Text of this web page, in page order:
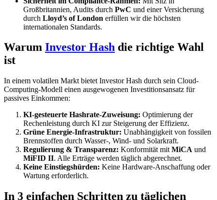
Großbritannien, Audits durch PwC und einer Versicherung
durch Lloyd’s of London erfüllen wir die höchsten
internationalen Standards.
Warum Investor Hash die richtige Wahl
ist
In einem volatilen Markt bietet Investor Hash durch sein Cloud-
Computing-Modell einen ausgewogenen Investitionsansatz für
passives Einkommen:
KI-gesteuerte Hashrate-Zuweisung: Optimierung der
Rechenleistung durch KI zur Steigerung der Effizienz.
Grüne Energie-Infrastruktur: Unabhängigkeit von fossilen
Brennstoffen durch Wasser-, Wind- und Solarkraft.
Regulierung & Transparenz: Konformität mit MiCA und
MiFID II. Alle Erträge werden täglich abgerechnet.
Keine Einstiegshürden: Keine Hardware-Anschaffung oder
Wartung erforderlich.
In 3 einfachen Schritten zu täglichen